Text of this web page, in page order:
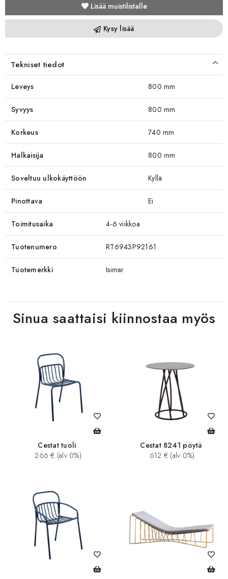
Lisää muistilistalle
Kysy lisää
Tekniset tiedot
Leveys 800 mm
Syvyys 800 mm
Korkeus 740 mm
Halkaisija 800 mm
Soveltuu ulkokäyttöön Kyllä
Pinottava Ei
Toimitusaika 4-6 viikkoa
Tuotenumero RT6943P92161
Tuotemerkki Isimar
Sinua saattaisi kiinnostaa myös
Cestat tuoli
266 € (alv 0%)
Cestat 8241 pöytä
612 € (alv 0%)